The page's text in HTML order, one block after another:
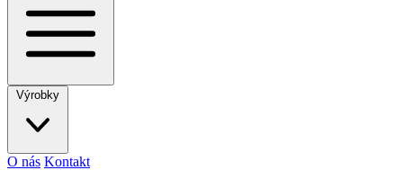
Výrobky
O nás Kontakt